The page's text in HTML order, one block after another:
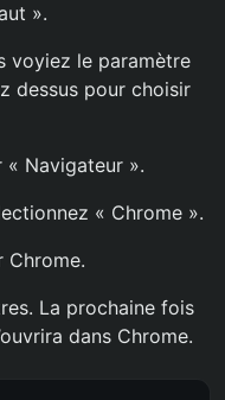
».
voyiez le paramètre
dessus pour choisir
Navigateur ».
« Chrome ».
Chrome.
La prochaine fois
dans Chrome.